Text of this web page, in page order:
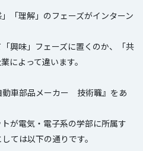
「理解」のフェーズがインターン
興味」フェーズに置くのか、「共
によって違います。
動車部品メーカー 技術職』をあ
が電気・電子系の学部に所属す
ては以下の通りです。